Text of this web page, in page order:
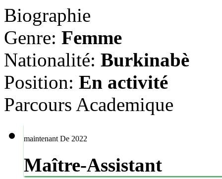
Biographie
Genre: Femme
Nationalité: Burkinabè
Position: En activité
Parcours Academique
maintenant De 2022
Maître-Assistant